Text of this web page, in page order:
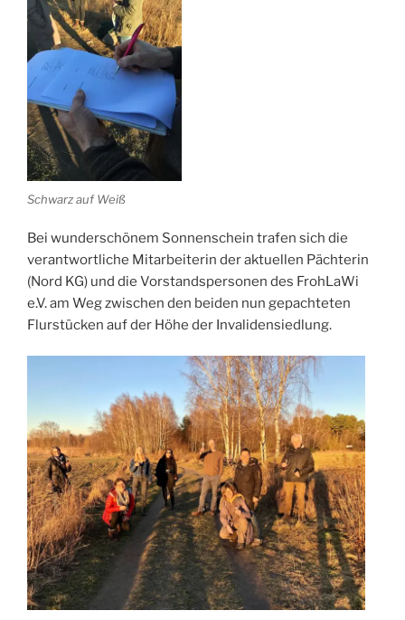
Schwarz auf Weiß
Bei wunderschönem Sonnenschein trafen sich die
verantwortliche Mitarbeiterin der aktuellen Pächterin
(Nord KG) und die Vorstandspersonen des FrohLaWi
e.V. am Weg zwischen den beiden nun gepachteten
Flurstücken auf der Höhe der Invalidensiedlung.